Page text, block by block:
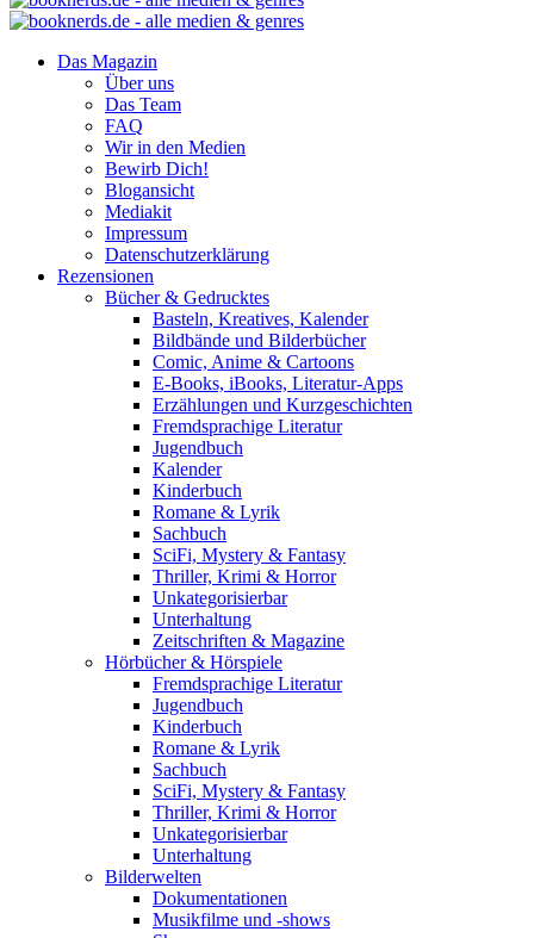
Das Magazin
Über uns
Das Team
FAQ
Wir in den Medien
Bewirb Dich!
Blogansicht
Mediakit
Impressum
Datenschutzerklärung
Rezensionen
Bücher & Gedrucktes
Basteln, Kreatives, Kalender
Bildbände und Bilderbücher
Comic, Anime & Cartoons
E-Books, iBooks, Literatur-Apps
Erzählungen und Kurzgeschichten
Fremdsprachige Literatur
Jugendbuch
Kalender
Kinderbuch
Romane & Lyrik
Sachbuch
SciFi, Mystery & Fantasy
Thriller, Krimi & Horror
Unkategorisierbar
Unterhaltung
Zeitschriften & Magazine
Hörbücher & Hörspiele
Fremdsprachige Literatur
Jugendbuch
Kinderbuch
Romane & Lyrik
Sachbuch
SciFi, Mystery & Fantasy
Thriller, Krimi & Horror
Unkategorisierbar
Unterhaltung
Bilderwelten
Dokumentationen
Musikfilme und -shows